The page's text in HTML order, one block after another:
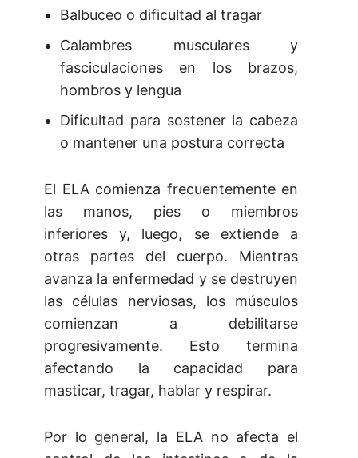
Balbuceo o dificultad al tragar
Calambres musculares y
fasciculaciones en los brazos,
hombros y lengua
Dificultad para sostener la cabeza
o mantener una postura correcta
El ELA comienza frecuentemente en
las manos, pies o miembros
inferiores y, luego, se extiende a
otras partes del cuerpo. Mientras
avanza la enfermedad y se destruyen
las células nerviosas, los músculos
comienzan a debilitarse
progresivamente. Esto termina
afectando la capacidad para
masticar, tragar, hablar y respirar.
Por lo general, la ELA no afecta el